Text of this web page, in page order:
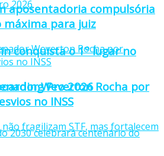
conquista o 1º lugar no
Pro 2026
aposentadoria compulsória
máxima para juiz
Weverton Rocha por
no INSS